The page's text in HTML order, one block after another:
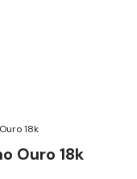
18k
Ouro 18k